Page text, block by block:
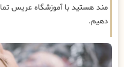
مند هستید با آموزشگاه عریس
دهیم.